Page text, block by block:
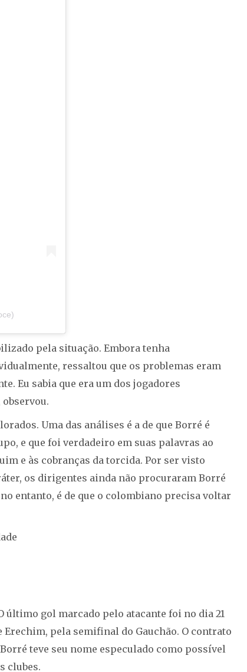
pela situação. Embora tenha
ressaltou que os problemas eram
Eu sabia que era um dos jogadores
Uma das análises é a de que Borré é
e que foi verdadeiro em suas palavras ao
e às cobranças da torcida. Por ser visto
os dirigentes ainda não procuraram Borré
entanto, é de que o colombiano precisa voltar
último gol marcado pelo atacante foi no dia 21
Erechim, pela semifinal do Gauchão. O contrato
teve seu nome especulado como possível
clubes.